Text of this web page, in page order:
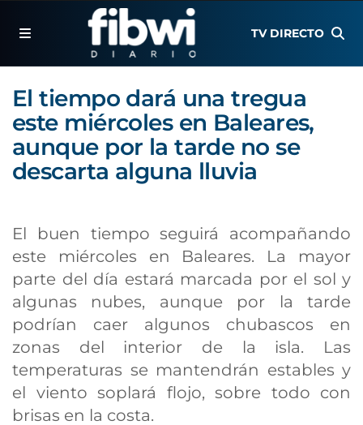
TV DIRECTO
El tiempo dará una tregua
este miércoles en Baleares,
aunque por la tarde no se
descarta alguna lluvia
El buen tiempo seguirá acompañando
este miércoles en Baleares. La mayor
parte del día estará marcada por el sol y
algunas nubes, aunque por la tarde
podrían caer algunos chubascos en
zonas del interior de la isla. Las
temperaturas se mantendrán estables y
el viento soplará flojo, sobre todo con
brisas en la costa.